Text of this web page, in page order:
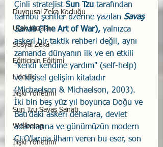
Duygusal Zeka Koçluğu
Uçak Kazaları
Sosyal Zekâ
Eğiticinin Eğitimi
Liderlik
İlişki Yönetimi
Sun Tzu Savaş Sanatı
Wellbeing
İlişki Yönetimi
Çinli stratejist Sun Tzu tarafından
bambu şeritler üzerine yazılan Savaş
Sanatı (The Art of War), yalnızca
askeri bir taktik rehberi değil, aynı
zamanda dünyanın ilk ve en etkili
"kendi kendine yardım" (self-help)
ve kişisel gelişim kitabıdır
(Michaelson & Michaelson, 2003).
İki bin beş yüz yıl boyunca Doğu ve
Batı'daki askeri dehalara, devlet
adamlarına ve günümüzün modern
CEO'larına ilham veren bu eser, son